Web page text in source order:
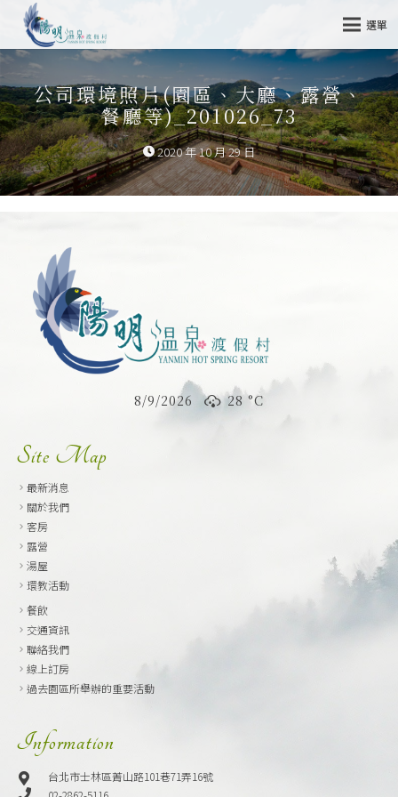
選單
公司環境照片(園區、大廳、露營、
餐廳等)_201026_73
2020 年 10 月 29 日
8/9/2026 28 °C
Site Map
最新消息
關於我們
客房
露營
湯屋
環教活動
餐飲
交通資訊
聯絡我們
線上訂房
過去園區所舉辦的重要活動
Information
台北市士林區菁山路101巷71弄16號